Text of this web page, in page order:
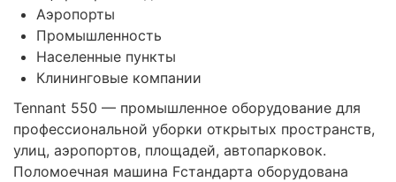
Аэропорты
Промышленность
Населенные пункты
Клининговые компании
Tennant 550 — промышленное оборудование для
профессиональной уборки открытых пространств,
улиц, аэропортов, площадей, автопарковок.
Поломоечная машина Fстандарта оборудована